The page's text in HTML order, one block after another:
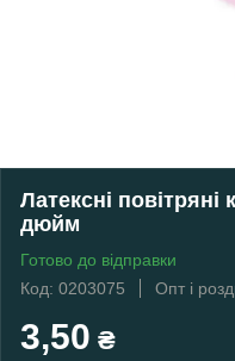
Латексні
дюйм
Готово до відправки
Код: 0203075
Опт і
3,50 ₴